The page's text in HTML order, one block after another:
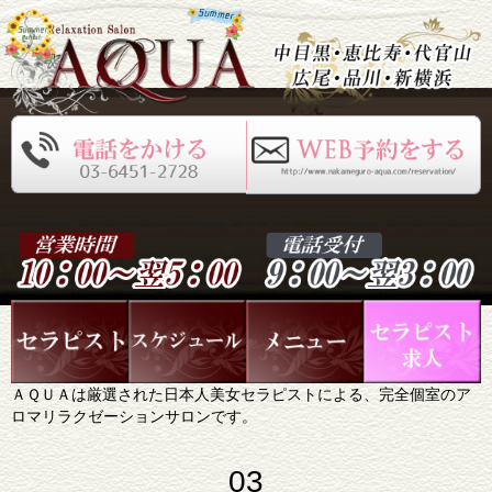
ＡＱＵＡは厳選された日本人美女セラピストによる、完全個室のア
ロマリラクゼーションサロンです。
03